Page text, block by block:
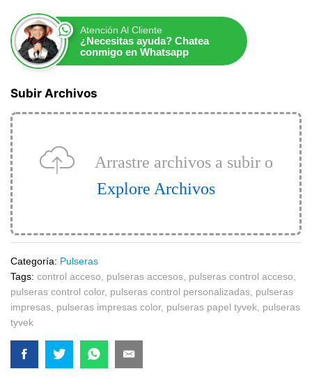
Atención Al Cliente
¿Necesitas ayuda? Chatea
conmigo en Whatsapp
Subir Archivos
Arrastre archivos a subir o
Explore Archivos
Categoría: Pulseras
Tags: control acceso, pulseras accesos, pulseras control acceso,
pulseras control color, pulseras control personalizadas, pulseras
impresas, pulseras impresas color, pulseras papel tyvek, pulseras
tyvek